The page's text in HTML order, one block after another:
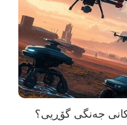
جەنگی گۆڕیی؟